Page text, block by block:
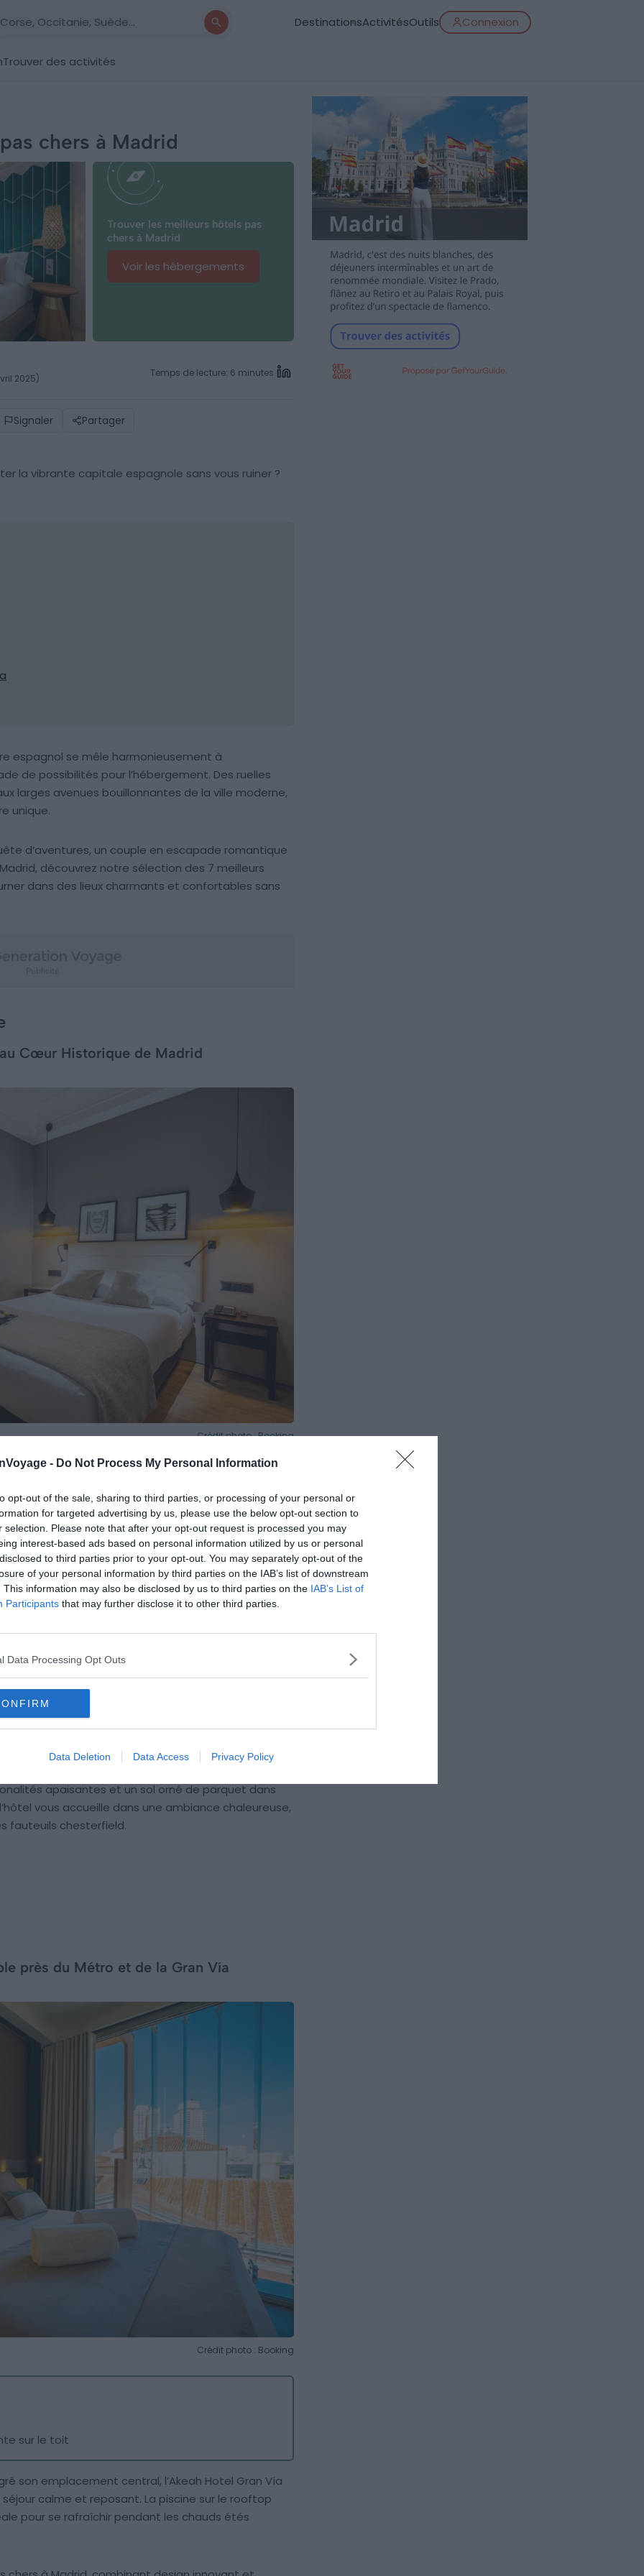
- Do Not Process My Personal Information
opt-out of the sale, sharing to third parties, or processing of your personal or
for targeted advertising by us, please use the below opt-out section to
selection. Please note that after your opt-out request is processed you may
interest-based ads based on personal information utilized by us or personal
to third parties prior to your opt-out. You may separately opt-out of the
of your personal information by third parties on the IAB’s list of downstream
This information may also be disclosed by us to third parties on the IAB’s List of
Participants that may further disclose it to other third parties.
Data Processing Opt Outs
Data Deletion Data Access Privacy Policy
DestinationsActivitésOutils Connexion
Trouver des activités
chers à Madrid
Trouver les meilleurs hôtels pas
chers à Madrid
Voir les hébergements
2025) Temps de lecture: 6 minutes
Signaler Partager
la vibrante capitale espagnole sans vous ruiner ?
espagnol se mêle harmonieusement à
de possibilités pour l’hébergement. Des ruelles
larges avenues bouillonnantes de la ville moderne,
unique.
d’aventures, un couple en escapade romantique
découvrez notre sélection des 7 meilleurs
dans des lieux charmants et confortables sans
Cœur Historique de Madrid
Crédit photo : Booking
Madrid
situé en plein centre-ville, l’Hotel Cortezo
Son rooftop avec solarium offre une vue
de 5 min de laPuerta del Sol
Plaza Santa Ana. Dans le vibrant quartier deLa
invitent à déguster la gastronomie locale. De
, à tout juste 100 m, vous permet de naviguer
à la perfection classique et modernité.
apaisantes et un sol orné de parquet dans
vous accueille dans une ambiance chaleureuse,
fauteuils chesterfield.
près du Métro et de la Gran Vía
Crédit photo : Booking
sur le toit
son emplacement central, l’Akeah Hotel Gran Vía
calme et reposant. La piscine sur le rooftop
pour se rafraîchir pendant les chauds étés